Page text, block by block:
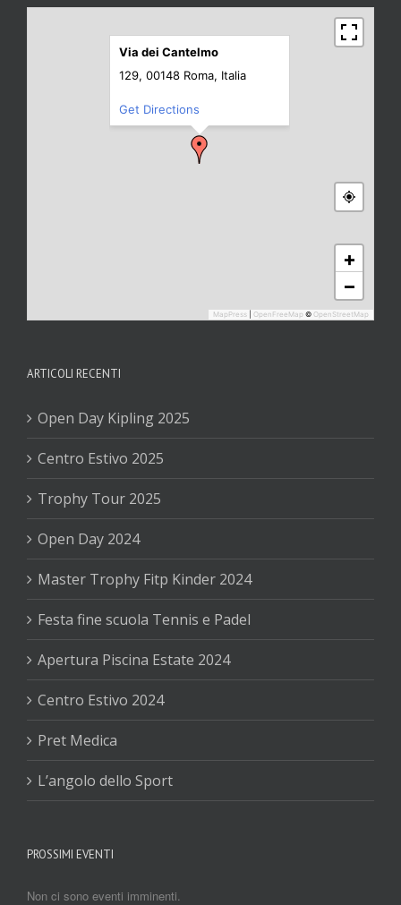
+
−
MapPress OpenFreeMap © OpenStreetMap
Via dei Cantelmo
129, 00148 Roma, Italia
Get Directions
ARTICOLI RECENTI
Open Day Kipling 2025
Centro Estivo 2025
Trophy Tour 2025
Open Day 2024
Master Trophy Fitp Kinder 2024
Festa fine scuola Tennis e Padel
Apertura Piscina Estate 2024
Centro Estivo 2024
Pret Medica
L’angolo dello Sport
PROSSIMI EVENTI
Non ci sono eventi imminenti.